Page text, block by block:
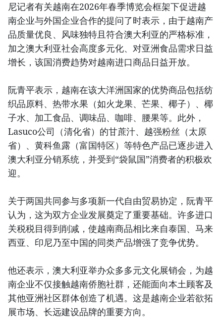
尼记者有关越南在2026年春季博览会框架下促进越
南企业与外国企业合作的提问了时表示，由于越南产
品质量优良、风味独特且符合澳大利亚的严格标准，
加之澳大利亚社会高度多元化、对亚洲食品需求日益
增长，该国消费趋势对越南进口商品日益开放。
阮青平表示，越南在该大洋洲国家的优势商品包括纺
织品原料、热带水果（如火龙果、芒果、椰子）、椰
子水、加工食品、调味品、咖啡、腰果等。此外，
Lasuco公司（清化省）的甘蔗汁、越强粉丝（太原
省）、黄科鱼露（富国特区）等特色产品已逐步进入
澳大利亚分销系统，并受到“袋鼠国”消费者的积极欢
迎。
关于两国共同参与多项新一代自由贸易协定，阮青平
认为，这为双方企业发展奠定了重要基础。许多进口
关税税目得到削减，使越南商品相比来自泰国、马来
西亚、印尼乃至中国的同类产品增强了竞争优势。
他还表示，澳大利亚举办众多多元文化展销会，为越
南企业不仅接触越南侨胞社群，还能面向本土顾客及
其他亚洲社区群体创造了机遇。这是越南企业若欲拓
展市场、长远建设品牌的重要方向。